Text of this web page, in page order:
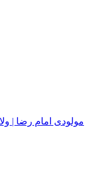
مولودی امام رضا |